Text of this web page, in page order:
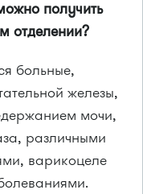
получить
отделении?
больные,
железы,
мочи,
различными
варикоцеле